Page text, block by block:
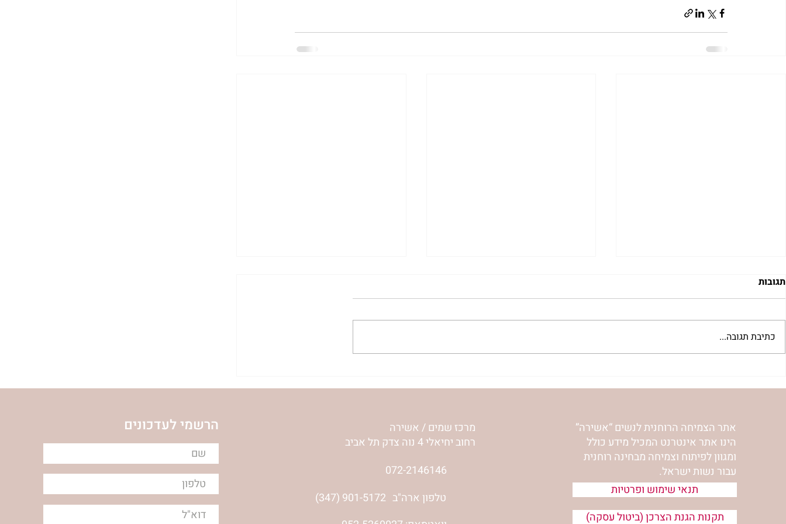
הירש
אילון הירש
אילון הירש
תגובות
כתיבת תגובה...
הרשמי לעדכונים
מרכז שמים / אשירה
רחוב יחיאלי 4 נוה צדק תל אביב
072-2146146
(347) 901-5172 טלפון ארה"ב
אתר הצמיחה הרוחנית לנשים “אשירה”
הינו אתר אינטרנט המכיל מידע כולל
ומגוון לפיתוח וצמיחה מבחינה רוחנית
עבור נשות ישראל.
תנאי שימוש ופרטיות
תקנות הגנת הצרכן (ביטול עסקה)